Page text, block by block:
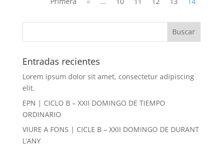
Entradas recientes
Lorem ipsum dolor sit amet, consectetur adipiscing
elit.
EPN | CICLO B – XXII DOMINGO DE TIEMPO
ORDINARIO
VIURE A FONS | CICLE B – XXII DOMINGO DE DURANT
L’ANY